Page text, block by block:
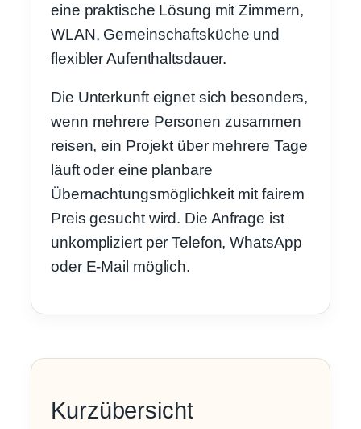
eine praktische Lösung mit Zimmern,
WLAN, Gemeinschaftsküche und
flexibler Aufenthaltsdauer.
Die Unterkunft eignet sich besonders,
wenn mehrere Personen zusammen
reisen, ein Projekt über mehrere Tage
läuft oder eine planbare
Übernachtungsmöglichkeit mit fairem
Preis gesucht wird. Die Anfrage ist
unkompliziert per Telefon, WhatsApp
oder E-Mail möglich.
Kurzübersicht